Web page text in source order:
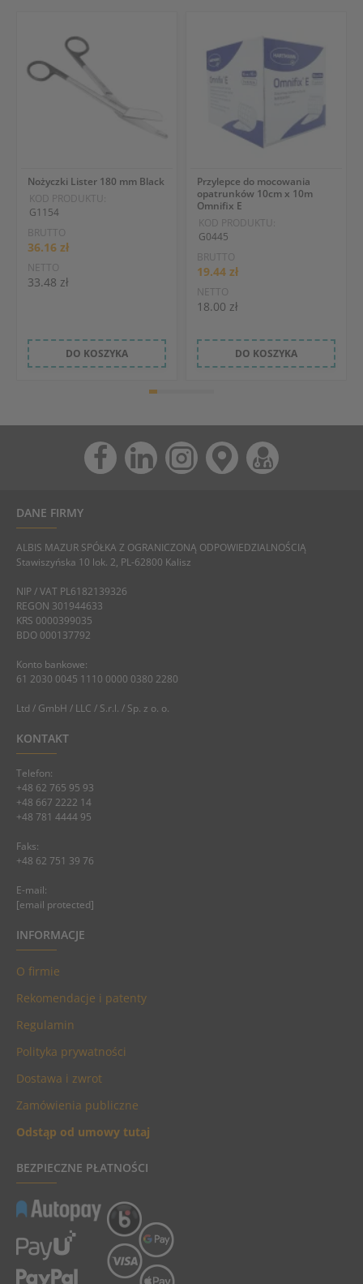
Nożyczki Lister 180 mm Black
KOD PRODUKTU:
G1154
BRUTTO
36.16 zł
NETTO
33.48 zł
DO KOSZYKA
Przylepce do mocowania
opatrunków 10cm x 10m
Omnifix E
KOD PRODUKTU:
G0445
BRUTTO
19.44 zł
NETTO
18.00 zł
DO KOSZYKA
DANE FIRMY
ALBIS MAZUR SPÓŁKA Z OGRANICZONĄ ODPOWIEDZIALNOŚCIĄ
Stawiszyńska 10 lok. 2, PL-62800 Kalisz
NIP / VAT PL6182139326
REGON 301944633
KRS 0000399035
BDO 000137792
Konto bankowe:
61 2030 0045 1110 0000 0380 2280
Ltd / GmbH / LLC / S.r.l. / Sp. z o. o.
KONTAKT
Telefon:
+48 62 765 95 93
+48 667 2222 14
+48 781 4444 95
Faks:
+48 62 751 39 76
E-mail:
[email protected]
INFORMACJE
O firmie
Rekomendacje i patenty
Regulamin
Polityka prywatności
Dostawa i zwrot
Zamówienia publiczne
Odstąp od umowy tutaj
BEZPIECZNE PŁATNOŚCI